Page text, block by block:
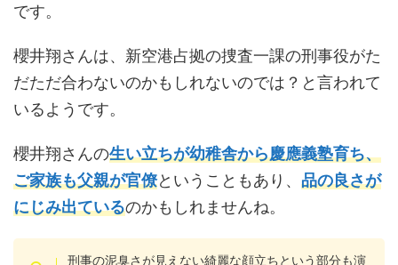
です。
櫻井翔さんは、新空港占拠の捜査一課の刑事役がた
だただ合わないのかもしれないのでは？と言われて
いるようです。
櫻井翔さんの生い立ちが幼稚舎から慶應義塾育ち、
ご家族も父親が官僚ということもあり、 品の良さが
にじみ出ているのかもしれませんね。
刑事の泥臭さが見えない綺麗な顔立ちという部分も演